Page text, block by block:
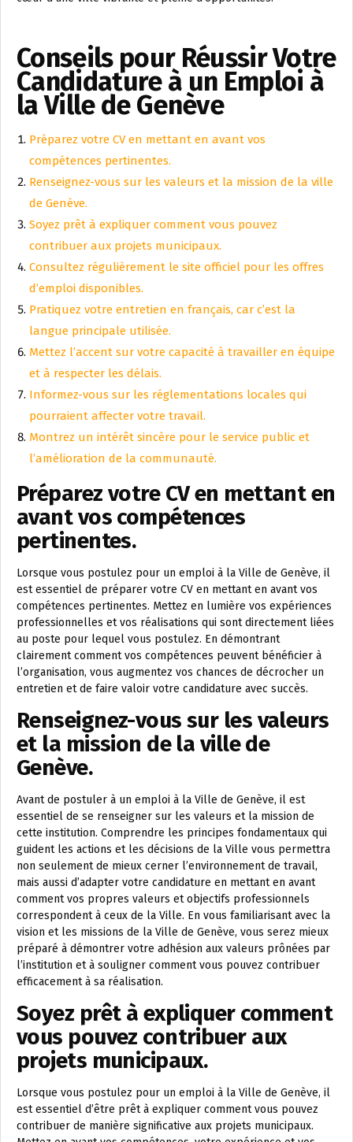
Conseils pour Réussir Votre
Candidature à un Emploi à
la Ville de Genève
Préparez votre CV en mettant en avant vos
compétences pertinentes.
Renseignez-vous sur les valeurs et la mission de la ville
de Genève.
Soyez prêt à expliquer comment vous pouvez
contribuer aux projets municipaux.
Consultez régulièrement le site officiel pour les offres
d’emploi disponibles.
Pratiquez votre entretien en français, car c’est la
langue principale utilisée.
Mettez l’accent sur votre capacité à travailler en équipe
et à respecter les délais.
Informez-vous sur les réglementations locales qui
pourraient affecter votre travail.
Montrez un intérêt sincère pour le service public et
l’amélioration de la communauté.
Préparez votre CV en mettant en
avant vos compétences
pertinentes.
Lorsque vous postulez pour un emploi à la Ville de Genève, il
est essentiel de préparer votre CV en mettant en avant vos
compétences pertinentes. Mettez en lumière vos expériences
professionnelles et vos réalisations qui sont directement liées
au poste pour lequel vous postulez. En démontrant
clairement comment vos compétences peuvent bénéficier à
l’organisation, vous augmentez vos chances de décrocher un
entretien et de faire valoir votre candidature avec succès.
Renseignez-vous sur les valeurs
et la mission de la ville de
Genève.
Avant de postuler à un emploi à la Ville de Genève, il est
essentiel de se renseigner sur les valeurs et la mission de
cette institution. Comprendre les principes fondamentaux qui
guident les actions et les décisions de la Ville vous permettra
non seulement de mieux cerner l’environnement de travail,
mais aussi d’adapter votre candidature en mettant en avant
comment vos propres valeurs et objectifs professionnels
correspondent à ceux de la Ville. En vous familiarisant avec la
vision et les missions de la Ville de Genève, vous serez mieux
préparé à démontrer votre adhésion aux valeurs prônées par
l’institution et à souligner comment vous pouvez contribuer
efficacement à sa réalisation.
Soyez prêt à expliquer comment
vous pouvez contribuer aux
projets municipaux.
Lorsque vous postulez pour un emploi à la Ville de Genève, il
est essentiel d’être prêt à expliquer comment vous pouvez
contribuer de manière significative aux projets municipaux.